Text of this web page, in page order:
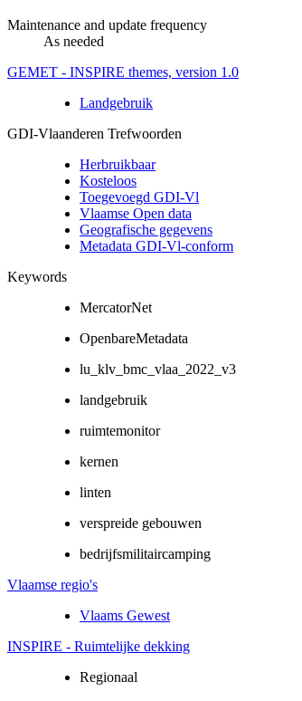
Maintenance and update frequency
As needed
GEMET - INSPIRE themes, version 1.0
Landgebruik
GDI-Vlaanderen Trefwoorden
Herbruikbaar
Kosteloos
Toegevoegd GDI-Vl
Vlaamse Open data
Geografische gegevens
Metadata GDI-Vl-conform
Keywords
MercatorNet
OpenbareMetadata
lu_klv_bmc_vlaa_2022_v3
landgebruik
ruimtemonitor
kernen
linten
verspreide gebouwen
bedrijfsmilitaircamping
Vlaamse regio's
Vlaams Gewest
INSPIRE - Ruimtelijke dekking
Regionaal